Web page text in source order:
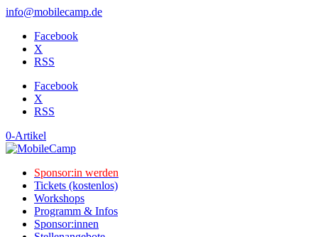
info@mobilecamp.de
Facebook
X
RSS
Facebook
X
RSS
0-Artikel
Sponsor:in werden
Tickets (kostenlos)
Workshops
Programm & Infos
Sponsor:innen